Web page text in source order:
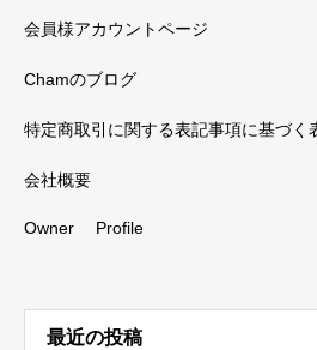
会員様アカウントページ
Chamのブログ
特定商取引に関する表記事項に基づく
会社概要
Owner Profile
最近の投稿